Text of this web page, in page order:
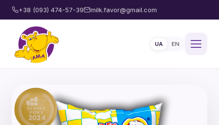
+38 (093) 474-57-39 milk.favor@gmail.com
UA EN